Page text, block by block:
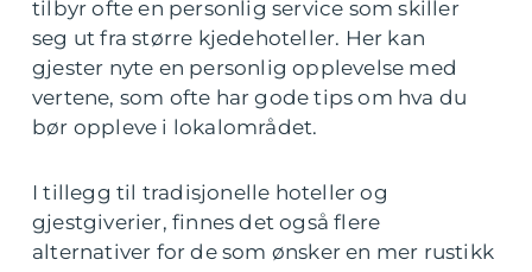
tilbyr ofte en personlig service som skiller
seg ut fra større kjedehoteller. Her kan
gjester nyte en personlig opplevelse med
vertene, som ofte har gode tips om hva du
bør oppleve i lokalområdet.
I tillegg til tradisjonelle hoteller og
gjestgiverier, finnes det også flere
alternativer for de som ønsker en mer rustikk